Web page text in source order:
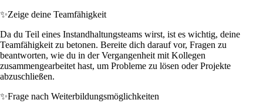
✨Zeige deine Teamfähigkeit
Da du Teil eines Instandhaltungsteams wirst, ist es wichtig, deine
Teamfähigkeit zu betonen. Bereite dich darauf vor, Fragen zu
beantworten, wie du in der Vergangenheit mit Kollegen
zusammengearbeitet hast, um Probleme zu lösen oder Projekte
abzuschließen.
✨Frage nach Weiterbildungsmöglichkeiten